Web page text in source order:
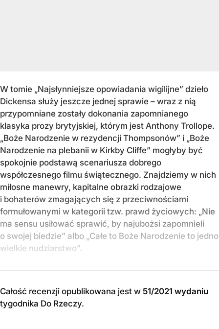
W tomie „Najsłynniejsze opowiadania wigilijne” dzieło
Dickensa służy jeszcze jednej sprawie – wraz z nią
przypomniane zostały dokonania zapomnianego
klasyka prozy brytyjskiej, którym jest Anthony Trollope.
„Boże Narodzenie w rezydencji Thompsonów” i „Boże
Narodzenie na plebanii w Kirkby Cliffe” mogłyby być
spokojnie podstawą scenariusza dobrego
współczesnego filmu świątecznego. Znajdziemy w nich
miłosne manewry, kapitalne obrazki rodzajowe
i bohaterów zmagających się z przeciwnościami
formułowanymi w kategorii tzw. prawd życiowych: „Nie
ma sensu usiłować sprawić, by najubożsi zapomnieli
o swojej biedzie” albo „Całe to Boże Narodzenie to jedno
wielkie nudziarstwo”.
Całość recenzji opublikowana jest w 51/2021 wydaniu
tygodnika Do Rzeczy.